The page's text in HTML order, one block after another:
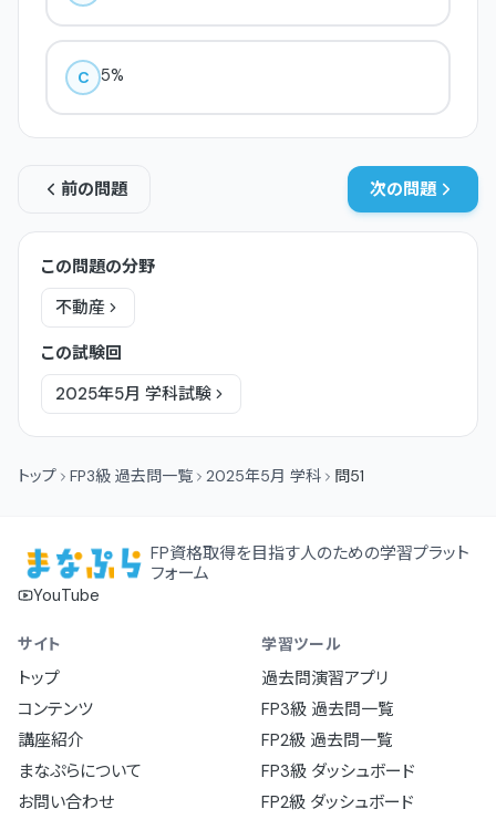
C 5%
前の問題 次の問題
この問題の分野
不動産
この試験回
2025年5月 学科試験
トップ FP3級 過去問一覧 2025年5月 学科 問51
FP資格取得を目指す人のための学習プラット
フォーム
YouTube
サイト
トップ
コンテンツ
講座紹介
まなぷらについて
お問い合わせ
学習ツール
過去問演習アプリ
FP3級 過去問一覧
FP2級 過去問一覧
FP3級 ダッシュボード
FP2級 ダッシュボード